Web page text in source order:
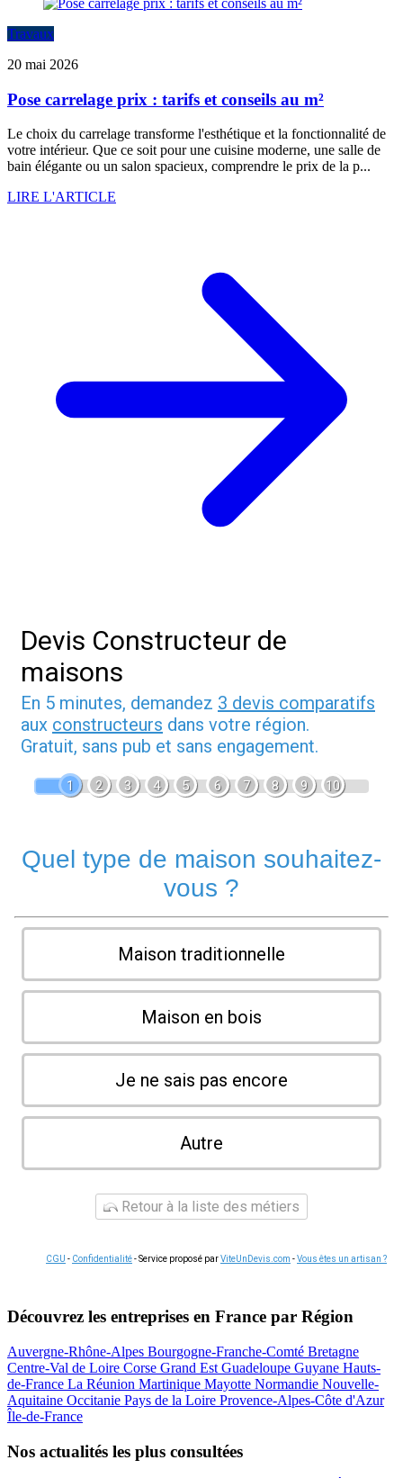
Travaux
20 mai 2026
Pose carrelage prix : tarifs et conseils au m²
Le choix du carrelage transforme l'esthétique et la fonctionnalité de
votre intérieur. Que ce soit pour une cuisine moderne, une salle de
bain élégante ou un salon spacieux, comprendre le prix de la p...
LIRE L'ARTICLE
Devis Constructeur de
maisons
En 5 minutes, demandez 3 devis comparatifs
aux constructeurs dans votre région.
Gratuit, sans pub et sans engagement.
1 2 3 4 5 6 7 8 9 10
Quel type de maison souhaitez-
vous ?
Maison traditionnelle
Maison en bois
Je ne sais pas encore
Autre
Retour à la liste des métiers
CGU - Confidentialité- Service proposé parViteUnDevis.com -Vous êtes un artisan ?
Découvrez les entreprises en France par Région
Auvergne-Rhône-Alpes Bourgogne-Franche-Comté Bretagne
Centre-Val de Loire Corse Grand Est Guadeloupe Guyane Hauts-
de-France La Réunion Martinique Mayotte Normandie Nouvelle-
Aquitaine Occitanie Pays de la Loire Provence-Alpes-Côte d'Azur
Île-de-France
Nos actualités les plus consultées